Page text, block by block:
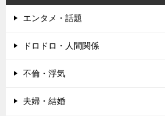
エンタメ・話題
ドロドロ・人間関係
不倫・浮気
夫婦・結婚